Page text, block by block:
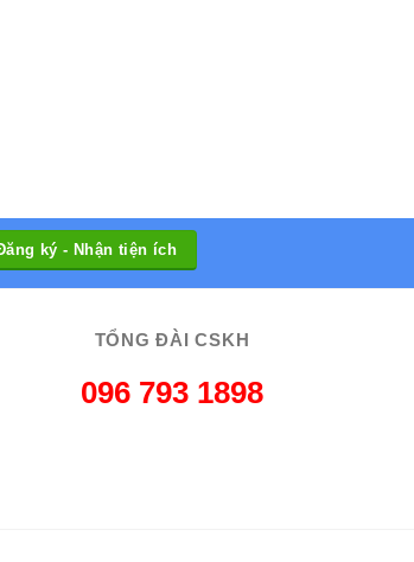
TỔNG ĐÀI CSKH
096 793 1898